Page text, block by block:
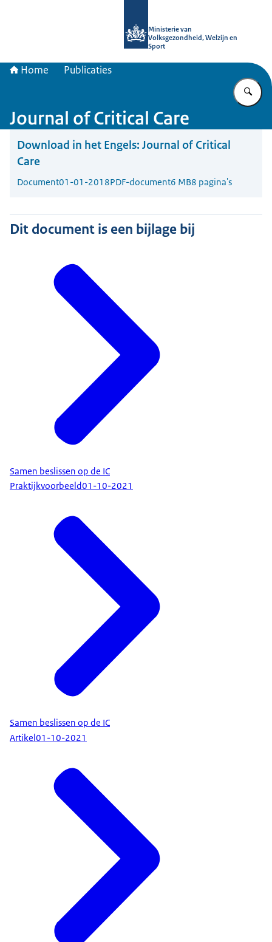
Ministerie van
Volksgezondheid, Welzijn en
Sport
Home Publicaties
Journal of Critical Care
Download in het Engels: Journal of Critical
Care
Document01-01-2018PDF-document6 MB8 pagina's
Dit document is een bijlage bij
Samen beslissen op de IC
Praktijkvoorbeeld01-10-2021
Samen beslissen op de IC
Artikel01-10-2021